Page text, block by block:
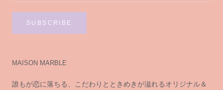
SUBSCRIBE
MAISON MARBLE
誰もが恋に落ちる、こだわりとときめきが溢れるオリジナル＆